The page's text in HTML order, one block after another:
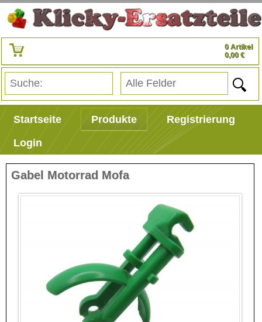
0 Artikel
0,00 €
Startseite Produkte
Registrierung
Login
Gabel Motorrad Mofa